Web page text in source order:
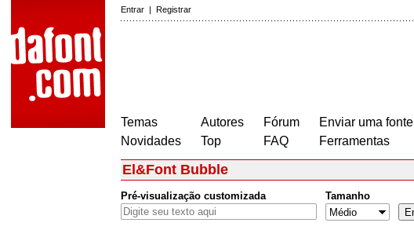
Entrar | Registrar
Temas
Novidades
Autores
Top
Fórum
FAQ
Enviar uma fonte
Ferramentas
El&Font Bubble
Pré-visualização customizada Tamanho